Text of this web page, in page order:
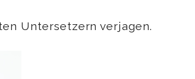
Untersetzern verjagen.